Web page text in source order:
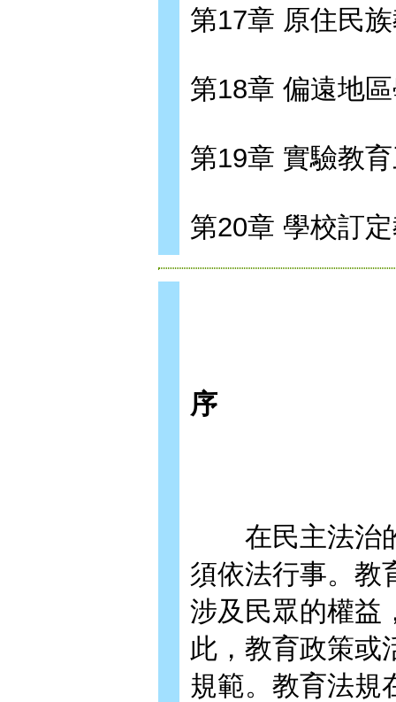
第17章 原住民
第18章 偏遠地
第19章 實驗教
第20章 學校訂
序
在民主法治的
須依法行事。教
涉及民眾的權益
此，教育政策或
規範。教育法規